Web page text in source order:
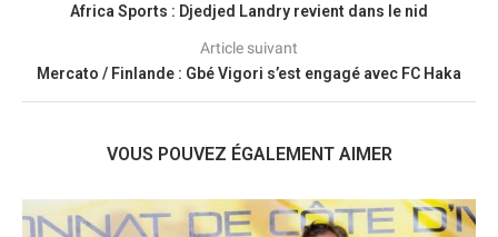
Africa Sports : Djedjed Landry revient dans le nid
Article suivant
Mercato / Finlande : Gbé Vigori s’est engagé avec FC Haka
VOUS POUVEZ ÉGALEMENT AIMER